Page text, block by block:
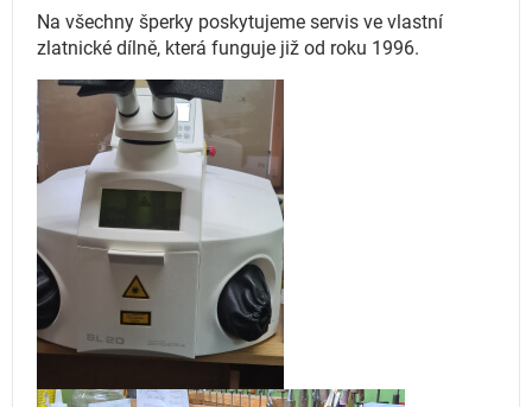
Na všechny šperky poskytujeme servis ve vlastní
zlatnické dílně, která funguje již od roku 1996.